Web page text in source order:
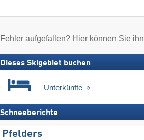
Fehler aufgefallen? Hier können Sie ihn
Dieses Skigebiet buchen
Unterkünfte
Schneeberichte
Pfelders